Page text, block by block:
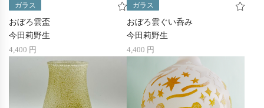
ガラス
おぼろ雲盃
今田莉野生
4,400 円
ガラス
おぼろ雲ぐい呑み
今田莉野生
4,400 円